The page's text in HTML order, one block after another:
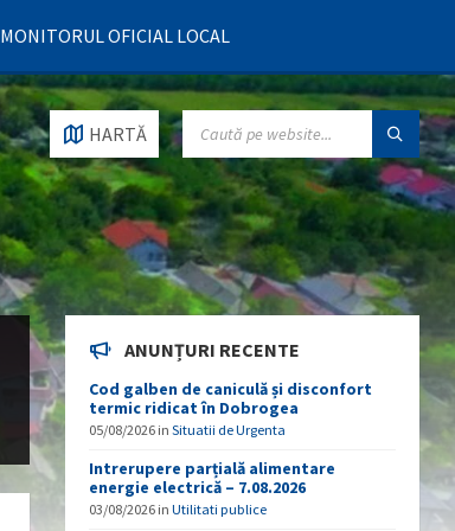
MONITORUL OFICIAL LOCAL
HARTĂ
SEARCH:
ANUNȚURI RECENTE
Cod galben de caniculă și disconfort
termic ridicat în Dobrogea
05/08/2026 inSituatii de Urgenta
Intrerupere parțială alimentare
energie electrică – 7.08.2026
03/08/2026 inUtilitati publice